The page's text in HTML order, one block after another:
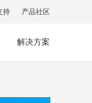
持 产品社区
解决方案